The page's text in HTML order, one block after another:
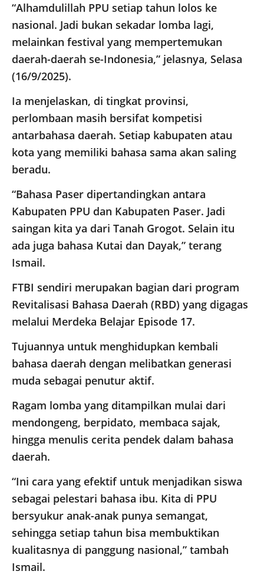
“Alhamdulillah PPU setiap tahun lolos ke
nasional. Jadi bukan sekadar lomba lagi,
melainkan festival yang mempertemukan
daerah-daerah se-Indonesia,” jelasnya, Selasa
(16/9/2025).
Ia menjelaskan, di tingkat provinsi,
perlombaan masih bersifat kompetisi
antarbahasa daerah. Setiap kabupaten atau
kota yang memiliki bahasa sama akan saling
beradu.
“Bahasa Paser dipertandingkan antara
Kabupaten PPU dan Kabupaten Paser. Jadi
saingan kita ya dari Tanah Grogot. Selain itu
ada juga bahasa Kutai dan Dayak,” terang
Ismail.
FTBI sendiri merupakan bagian dari program
Revitalisasi Bahasa Daerah (RBD) yang digagas
melalui Merdeka Belajar Episode 17.
Tujuannya untuk menghidupkan kembali
bahasa daerah dengan melibatkan generasi
muda sebagai penutur aktif.
Ragam lomba yang ditampilkan mulai dari
mendongeng, berpidato, membaca sajak,
hingga menulis cerita pendek dalam bahasa
daerah.
“Ini cara yang efektif untuk menjadikan siswa
sebagai pelestari bahasa ibu. Kita di PPU
bersyukur anak-anak punya semangat,
sehingga setiap tahun bisa membuktikan
kualitasnya di panggung nasional,” tambah
Ismail.